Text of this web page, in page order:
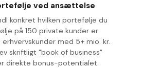
ved ansættelse
konkret hvilken portefølje du
på 150 private kunder er
med 5+ mio. kr.
skriftligt "book of business"
direkte bonus-potentialet.